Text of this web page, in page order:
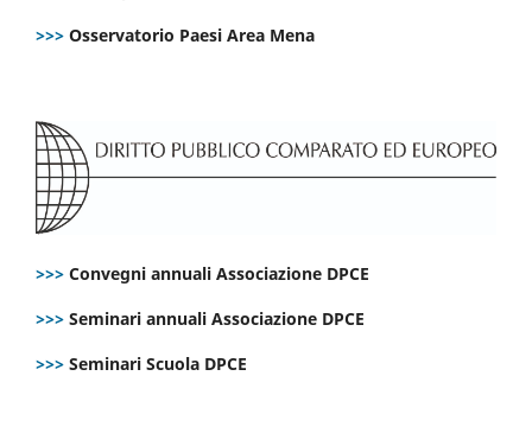
>>> Osservatorio Paesi Area Mena
>>> Convegni annuali Associazione DPCE
>>> Seminari annuali Associazione DPCE
>>> Seminari Scuola DPCE